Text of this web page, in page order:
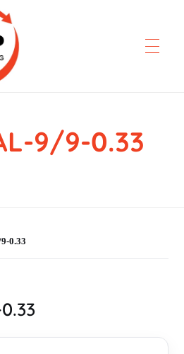
9/9-0.33
0.33